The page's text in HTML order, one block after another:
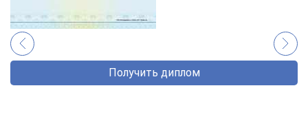
Получить диплом